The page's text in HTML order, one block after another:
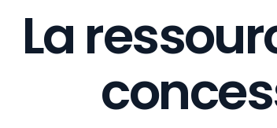
La